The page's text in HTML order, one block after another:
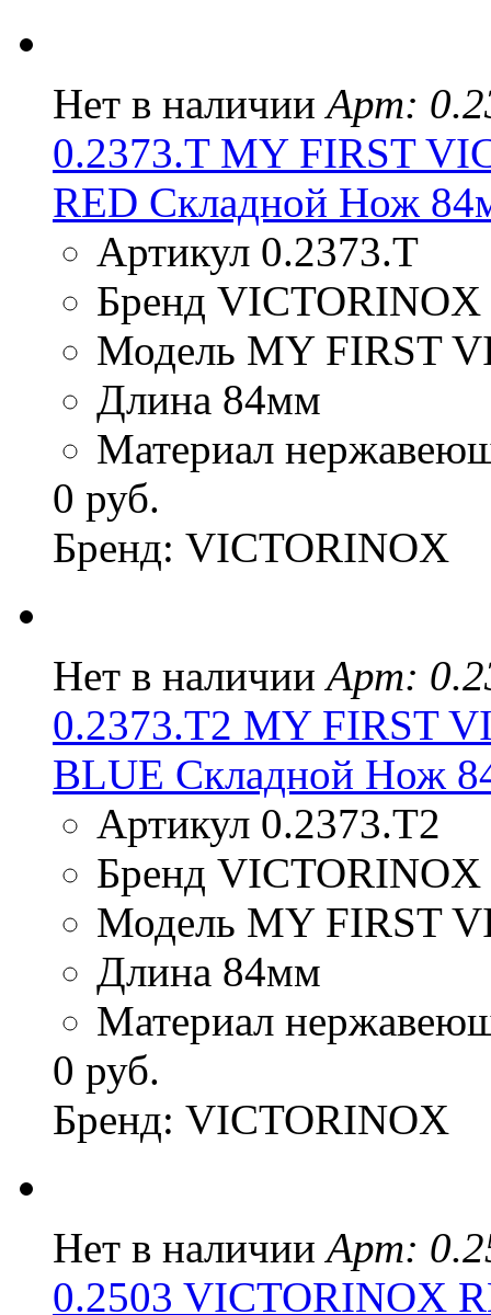
Нет в наличии Арт:
0.2373.T MY FIRST
RED Складной Нож
Артикул 0.2373.T
Бренд VICTORINOX
Модель MY FIRST
Длина 84мм
Материал
0 руб.
Бренд: VICTORINOX
Нет в наличии Арт:
0.2373.T2 MY FIRST
BLUE Складной Нож
Артикул 0.2373.T2
Бренд VICTORINOX
Модель MY FIRST
Длина 84мм
Материал
0 руб.
Бренд: VICTORINOX
Нет в наличии Арт:
0.2503 VICTORINOX